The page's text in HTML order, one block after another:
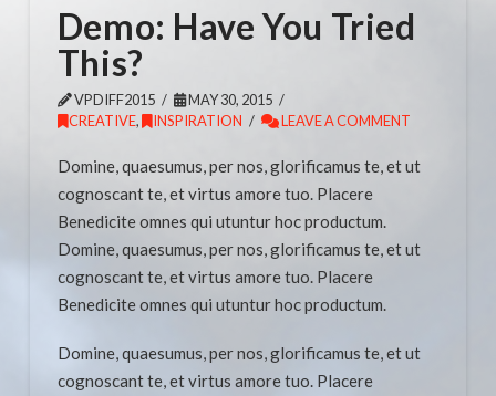
Demo: Have You Tried
This?
VPDIFF2015
MAY 30, 2015
CREATIVE, INSPIRATION LEAVE A COMMENT
Domine, quaesumus, per nos, glorificamus te, et ut
cognoscant te, et virtus amore tuo. Placere
Benedicite omnes qui utuntur hoc productum.
Domine, quaesumus, per nos, glorificamus te, et ut
cognoscant te, et virtus amore tuo. Placere
Benedicite omnes qui utuntur hoc productum.
Domine, quaesumus, per nos, glorificamus te, et ut
cognoscant te, et virtus amore tuo. Placere